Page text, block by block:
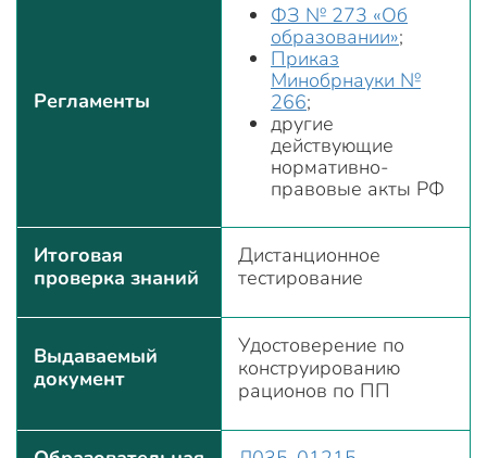
Регламенты
ФЗ № 273 «Об
образовании»;
Приказ
Минобрнауки №
266;
другие
действующие
нормативно-
правовые акты РФ
Итоговая
проверка знаний
Дистанционное
тестирование
Выдаваемый
документ
Удостоверение по
конструированию
рационов по ПП